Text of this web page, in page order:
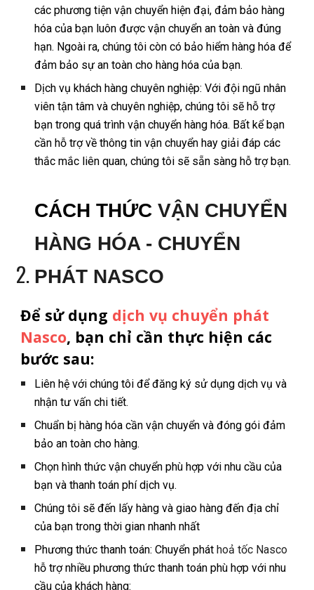
các phương tiện vận chuyển hiện đại, đảm bảo hàng
hóa của bạn luôn được vận chuyển an toàn và đúng
hạn. Ngoài ra, chúng tôi còn có bảo hiểm hàng hóa để
đảm bảo sự an toàn cho hàng hóa của bạn.
Dịch vụ khách hàng chuyên nghiệp: Với đội ngũ nhân
viên tận tâm và chuyên nghiệp, chúng tôi sẽ hỗ trợ
bạn trong quá trình vận chuyển hàng hóa. Bất kể bạn
cần hỗ trợ về thông tin vận chuyển hay giải đáp các
thắc mắc liên quan, chúng tôi sẽ sẵn sàng hỗ trợ bạn.
CÁCH THỨCVẬN CHUYỂN
HÀNG HÓA - CHUYỂN
PHÁT NASCO
Để sử dụng dịch vụ chuyển phát
Nasco, bạn chỉ cần thực hiện các
bước sau:
Liên hệ với chúng tôi để đăng ký sử dụng dịch vụ và
nhận tư vấn chi tiết.
Chuẩn bị hàng hóa cần vận chuyển và đóng gói đảm
bảo an toàn cho hàng.
Chọn hình thức vận chuyển phù hợp với nhu cầu của
bạn và thanh toán phí dịch vụ.
Chúng tôi sẽ đến lấy hàng và giao hàng đến địa chỉ
của bạn trong thời gian nhanh nhất
Phương thức thanh toán: Chuyển pháthoả tốc Nasco
hỗ trợ nhiều phương thức thanh toán phù hợp với nhu
cầu của khách hàng: